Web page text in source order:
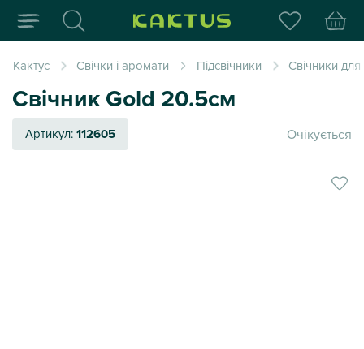
Інтернет-магазин
Кактус Свічки і аромати Підсвічники Свічники
Свічник Gold 20.5см
Артикул:112605 Очікується